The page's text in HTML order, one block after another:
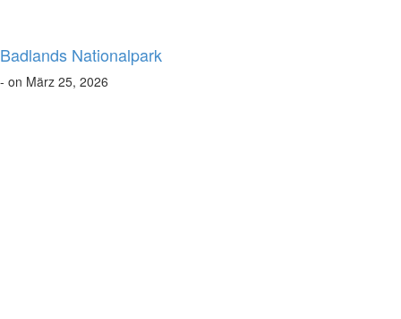
Badlands Nationalpark
- on März 25, 2026